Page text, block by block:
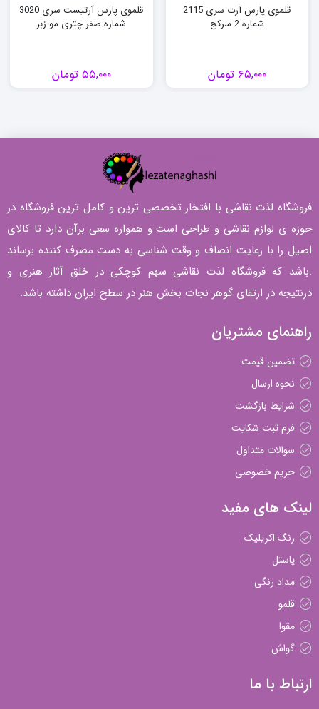
قلموی پارس آرت سری 2115
شماره 2 سرکج
۶۵,۰۰۰ تومان
قلموی پارس آرتیست سری 3020
شماره صفر چتری مو زبر
۵۵,۰۰۰ تومان
فروشگاه لذت نقاشی با افتخار تخصصی ترین و کامل ترین فروشگاه در
حوزه ی لوازم نقاشی و طراحی است و همواره سعی برآن دارد تا کالای
اصیل را با رعایت انصاف و وقت شناسی به دست مصرف کننده برساند
.باشد که فروشگاه لذت نقاشی سهم کوچکی در خلق آثار هنری و
درنتیجه در ارتقای گوهر نجات بخش هنر در سطح ایران داشته باشد.
راهنمای مشتریان
تضمین قیمت
نحوه ارسال
شرایط بازگشت
فرم ثبت شکایت
سوالات متداول
حریم خصوصی
لینک های مفید
رنگ اکریلیک
پاستل
مداد رنگی
قلمو
مقوا
گواش
ارتباط با ما